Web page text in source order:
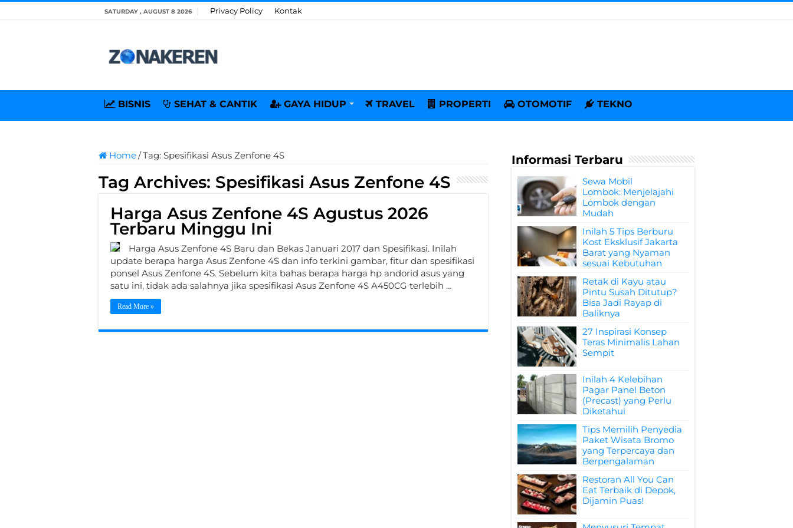
SATURDAY , AUGUST 8 2026 Privacy Policy Kontak
BISNIS SEHAT & CANTIK GAYA HIDUP TRAVEL PROPERTI OTOMOTIF TEKNO
Home/Tag: Spesifikasi Asus Zenfone 4S
Tag Archives: Spesifikasi Asus Zenfone 4S
Harga Asus Zenfone 4S Agustus 2026
Terbaru Minggu Ini
Harga Asus Zenfone 4S Baru dan Bekas Januari 2017 dan Spesifikasi. Inilah
update berapa harga Asus Zenfone 4S dan info terkini gambar, fitur dan spesifikasi
ponsel Asus Zenfone 4S. Sebelum kita bahas berapa harga hp andorid asus yang
satu ini, tidak ada salahnya jika spesifikasi Asus Zenfone 4S A450CG terlebih …
Read More »
Informasi Terbaru
Sewa Mobil
Lombok: Menjelajahi
Lombok dengan
Mudah
Inilah 5 Tips Berburu
Kost Eksklusif Jakarta
Barat yang Nyaman
sesuai Kebutuhan
Retak di Kayu atau
Pintu Susah Ditutup?
Bisa Jadi Rayap di
Baliknya
27 Inspirasi Konsep
Teras Minimalis Lahan
Sempit
Inilah 4 Kelebihan
Pagar Panel Beton
(Precast) yang Perlu
Diketahui
Tips Memilih Penyedia
Paket Wisata Bromo
yang Terpercaya dan
Berpengalaman
Restoran All You Can
Eat Terbaik di Depok,
Dijamin Puas!